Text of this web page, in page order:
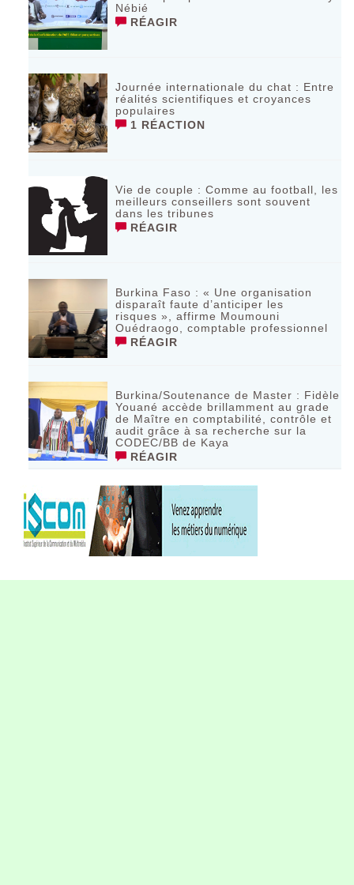
Nébié
RÉAGIR
Journée internationale du chat : Entre
réalités scientifiques et croyances
populaires
1 RÉACTION
Vie de couple : Comme au football, les
meilleurs conseillers sont souvent
dans les tribunes
RÉAGIR
Burkina Faso : « Une organisation
disparaît faute d’anticiper les
risques », affirme Moumouni
Ouédraogo, comptable professionnel
RÉAGIR
Burkina/Soutenance de Master : Fidèle
Youané accède brillamment au grade
de Maître en comptabilité, contrôle et
audit grâce à sa recherche sur la
CODEC/BB de Kaya
RÉAGIR